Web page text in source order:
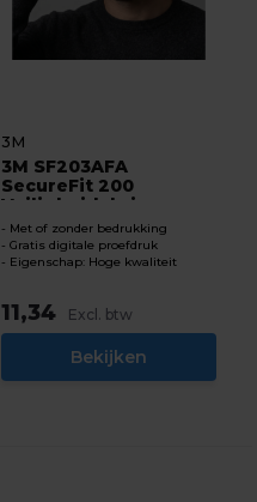
3M
3M SF203AFA
SecureFit 200
Veiligheidsbri...
Met of zonder bedrukking
Gratis digitale proefdruk
Eigenschap: Hoge kwaliteit
11,34 Excl. btw
Bekijken